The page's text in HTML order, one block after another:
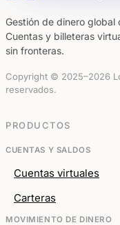
Gestión de dinero global
Cuentas y billeteras
sin fronteras.
Copyright © 2025–2026
reservados.
PRODUCTOS
CUENTAS Y SALDOS
Cuentas virtuales
Carteras
MOVIMIENTO DE DINERO